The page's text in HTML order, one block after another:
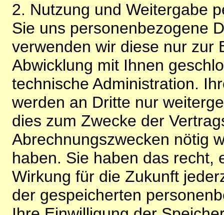
2. Nutzung und Weitergabe
Sie uns personenbezogene
verwenden wir diese nur zur
Abwicklung mit Ihnen
technische Administration.
werden an Dritte nur
dies zum Zwecke der
Abrechnungszwecken nötig
haben. Sie haben das recht,
Wirkung für die Zukunft
der gespeicherten